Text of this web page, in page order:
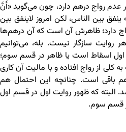
عدم رواج درهم دارد، چون می‌گوید «أَنَّ
بین الناس، لکن امروز لاینفق بین
دارد؛ ظاهرش آن است که آن درهم‌ها
روایت سازگار نیست. بله، می‌توانیم
اول اسقاط است یا ظاهر در قسم سوم؛
کلی از رواج افتاده و با مالیت آن کاری
باقی است. چنانچه این احتمال هم
که ظهور روایت اول در قسم اول
قسم سوم.